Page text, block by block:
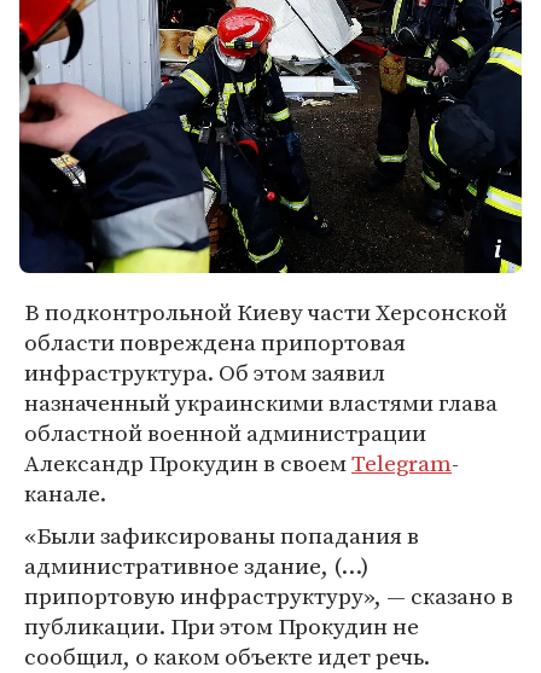
В подконтрольной Киеву части Херсонской
области повреждена припортовая
инфраструктура. Об этом заявил
назначенный украинскими властями глава
областной военной администрации
Александр Прокудин в своемTelegram-
канале.
«Были зафиксированы попадания в
административное здание, (…)
припортовую инфраструктуру», — сказано в
публикации. При этом Прокудин не
сообщил, о каком объекте идет речь.